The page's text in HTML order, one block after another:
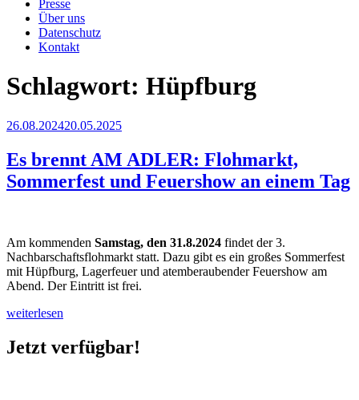
Presse
Über uns
Datenschutz
Kontakt
Schlagwort: Hüpfburg
Veröffentlicht
26.08.202420.05.2025
Es brennt AM ADLER: Flohmarkt,
Sommerfest und Feuershow an einem Tag
Am kommenden Samstag, den 31.8.2024 findet der 3.
Nachbarschaftsflohmarkt statt. Dazu gibt es ein großes Sommerfest
mit Hüpfburg, Lagerfeuer und atemberaubender Feuershow am
Abend. Der Eintritt ist frei.
„Es
AM
ADLER:
weiterlesen
Jetzt verfügbar!